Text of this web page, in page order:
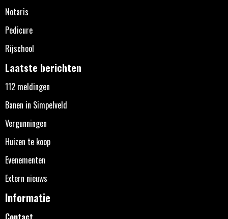
Notaris
Pedicure
Rijschool
Laatste berichten
112 meldingen
Banen in Simpelveld
Vergunningen
Huizen te koop
Evenementen
Extern nieuws
Informatie